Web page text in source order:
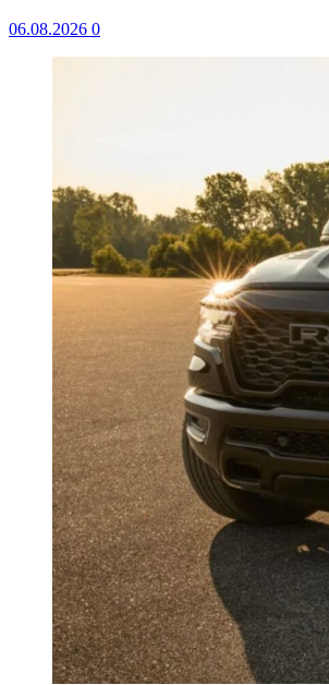
06.08.2026 0